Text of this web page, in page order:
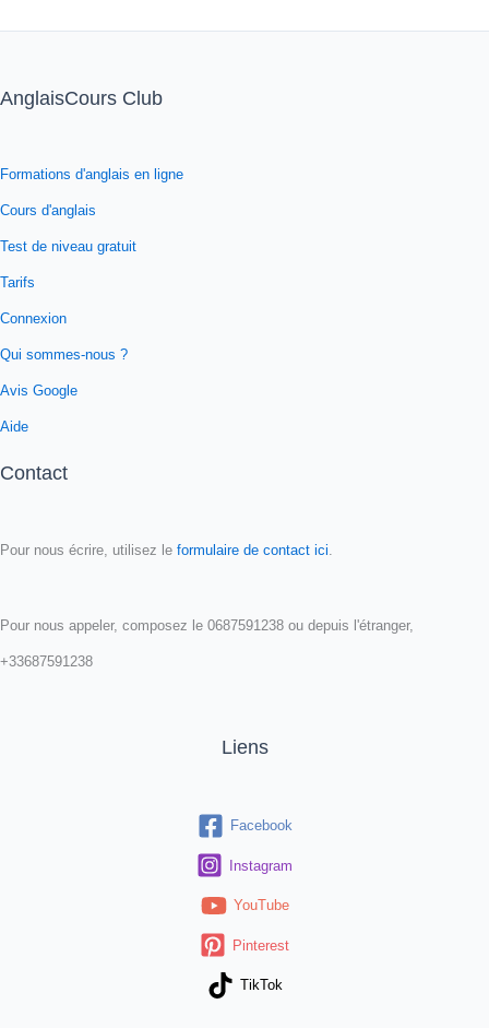
AnglaisCours Club
Formations d'anglais en ligne
Cours d'anglais
Test de niveau gratuit
Tarifs
Connexion
Qui sommes-nous ?
Avis Google
Aide
Contact
Pour nous écrire, utilisez le formulaire de contact ici
Pour nous appeler, composez le 0687591238 ou depuis l'étranger,
+33687591238
Liens
Facebook
Instagram
YouTube
Pinterest
TikTok